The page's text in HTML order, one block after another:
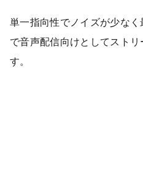
単一指向性でノイズが少な
で音声配信向けとしてスト
す。